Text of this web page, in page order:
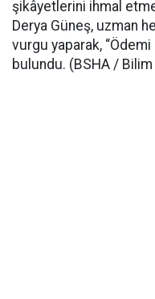
şikâyetlerini ihmal
Derya Güneş, uzman
vurgu yaparak, “Ödemi
bulundu. (BSHA / Bilim